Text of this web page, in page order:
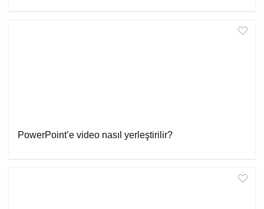
PowerPoint’e video nasıl yerleştirilir?